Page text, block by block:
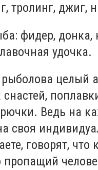
тролинг, джиг,
фидер, донка,
удочка.
целый
Ведь на
своя
говорят, что
пропащий